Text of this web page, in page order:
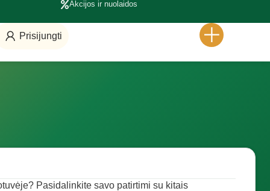
Akcijos ir nuolaidos
Prisijungti
Pasidalinkite savo patirtimi su kitais